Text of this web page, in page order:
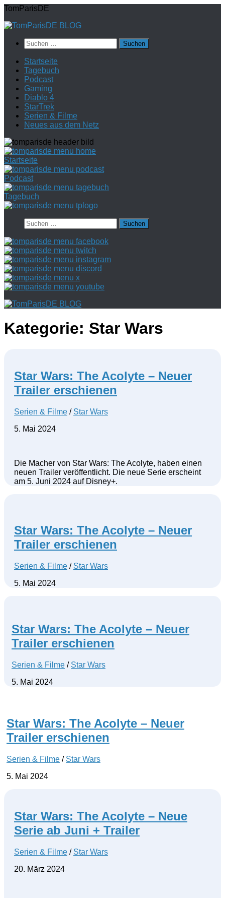
Zum
springen
TomParisDE
Suchen
nach:
Startseite
Tagebuch
Podcast
Gaming
Diablo 4
StarTrek
Serien & Filme
Neues aus dem Netz
Startseite
Podcast
Tagebuch
Suchen
nach:
Kategorie: Star Wars
Star Wars: The Acolyte – Neuer
Trailer erschienen
Serien & Filme / Star Wars
5. Mai 2024
Die Macher von Star Wars: The Acolyte, haben einen
neuen Trailer veröffentlicht. Die neue Serie erscheint
am 5. Juni 2024 auf Disney+.
Star Wars: The Acolyte – Neuer
Trailer erschienen
Serien & Filme / Star Wars
5. Mai 2024
Star Wars: The Acolyte – Neuer
Trailer erschienen
Serien & Filme / Star Wars
5. Mai 2024
Star Wars: The Acolyte – Neuer
Trailer erschienen
Serien & Filme / Star Wars
5. Mai 2024
Star Wars: The Acolyte – Neue
Serie ab Juni + Trailer
Serien & Filme / Star Wars
20. März 2024